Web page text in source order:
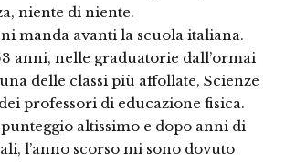
niente di niente.
manda avanti la scuola italiana.
anni, nelle graduatorie dall’ormai
delle classi più affollate, Scienze
professori di educazione fisica.
altissimo e dopo anni di
l’anno scorso mi sono dovuto